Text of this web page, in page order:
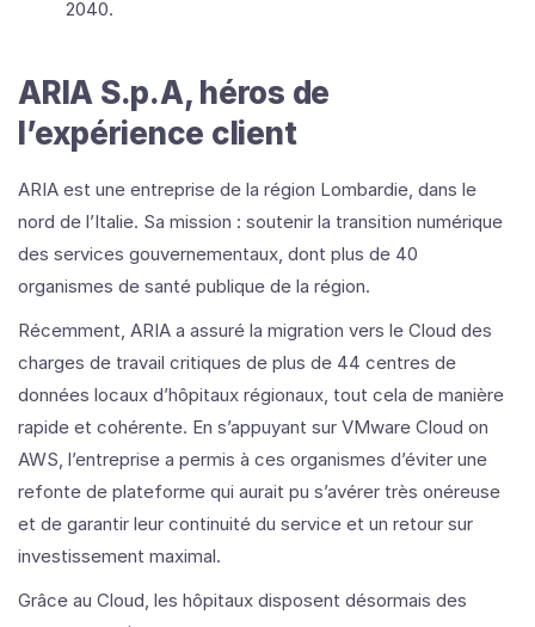
2040.
ARIA S.p.A, héros de
l’expérience client
ARIA est une entreprise de la région Lombardie, dans le
nord de l’Italie. Sa mission : soutenir la transition numérique
des services gouvernementaux, dont plus de 40
organismes de santé publique de la région.
Récemment, ARIA a assuré la migration vers le Cloud des
charges de travail critiques de plus de 44 centres de
données locaux d’hôpitaux régionaux, tout cela de manière
rapide et cohérente. En s’appuyant sur VMware Cloud on
AWS, l’entreprise a permis à ces organismes d’éviter une
refonte de plateforme qui aurait pu s’avérer très onéreuse
et de garantir leur continuité du service et un retour sur
investissement maximal.
Grâce au Cloud, les hôpitaux disposent désormais des